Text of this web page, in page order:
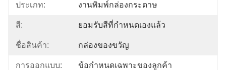
ประเภท: งานพิมพ์กล่องกระดาษ
สี: ยอมรับสีที่กำหนดเองแล้ว
ชื่อสินค้า: กล่องของขวัญ
การออกแบบ: ข้อกำหนดเฉพาะของลูกค้า